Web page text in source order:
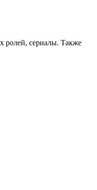
ролей, сериалы. Также